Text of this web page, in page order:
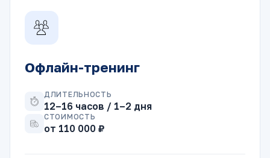
Офлайн-тренинг
ДЛИТЕЛЬНОСТЬ
12–16 часов / 1–2 дня
СТОИМОСТЬ
от 110 000 ₽